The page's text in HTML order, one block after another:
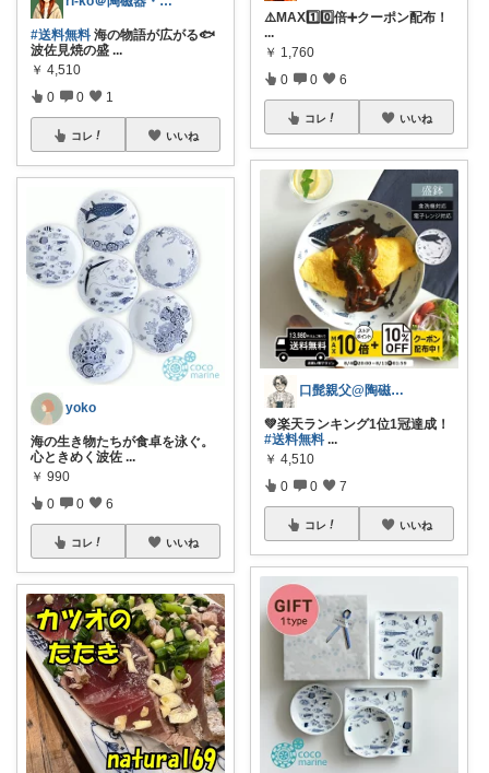
#送料無料 海の物語が広がる🐟
波佐見焼の盛 ...
￥ 4,510
0 0 1
コレ いいね
yoko
海の生き物たちが食卓を泳ぐ。
心ときめく波佐 ...
￥ 990
0 0 6
コレ いいね
⚠️MAX1️⃣0️⃣倍➕クーポン配布！
...
￥ 1,760
0 0 6
コレ いいね
口髭親父@陶磁器やインテリア雑貨好き
💚楽天ランキング1位1冠達成！
#送料無料 ...
￥ 4,510
0 0 7
コレ いいね